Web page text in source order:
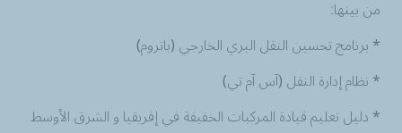
من بينها:
* برنامج تحسين النقل البري الخارجي (باتروم)
* نظام إدارة النقل (آس آم تي)
* دليل تعليم قيادة المركبات الخفيفة في إفريقيا و الشرق الأوسط